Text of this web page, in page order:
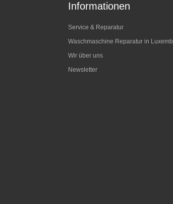
Informationen
Service & Reparatur
Waschmaschine Reparatur in
Wir über uns
Newsletter